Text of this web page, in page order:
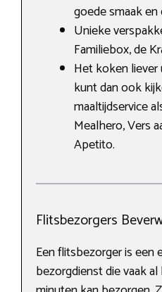
goede smaak en
Unieke
Familiebox, de
Het koken liever
kunt dan ook
maaltijdservice
Mealhero, Vers
Apetito.
Flitsbezorgers
Een flitsbezorger is een
bezorgdienst die vaak